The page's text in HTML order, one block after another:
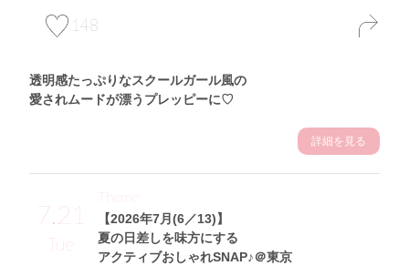
148
透明感たっぷりなスクールガール風の
愛されムードが漂うプレッピーに♡
詳細を見る
7.21
Tue
【2026年7月(6／13)】
夏の日差しを味方にする
アクティブおしゃれSNAP♪＠東京
Theme